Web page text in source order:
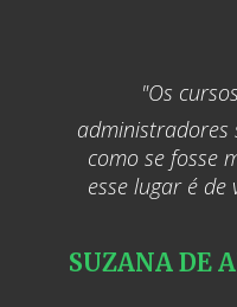
"Os
administradores
como se fosse
esse lugar é de
SUZANA DE